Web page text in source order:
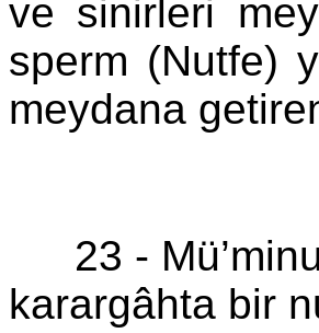
ve sinirleri
sperm (Nutfe)
meydana
23 -
karargâhta bir